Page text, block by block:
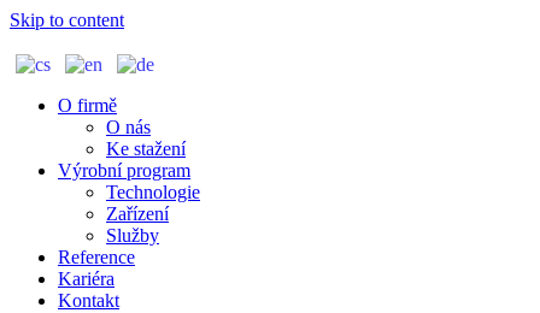
Skip to content
O firmě
O nás
Ke stažení
Výrobní program
Technologie
Zařízení
Služby
Reference
Kariéra
Kontakt